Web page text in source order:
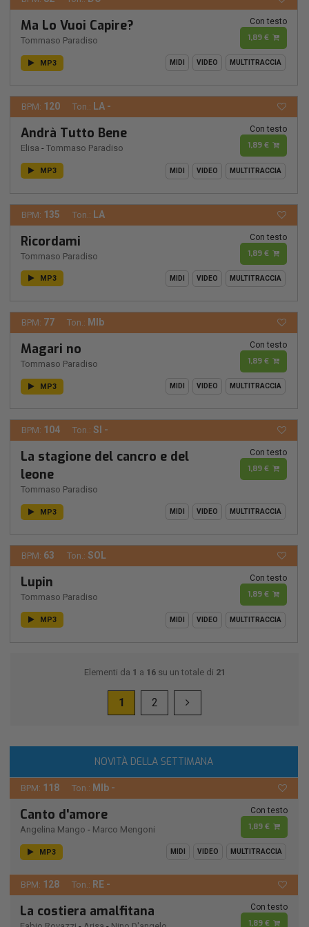
Ma Lo Vuoi Capire?
Tommaso Paradiso
Con testo
1,89 €
MP3 MIDI VIDEO MULTITRACCIA
BPM: 120 Ton.: LA -
Andrà Tutto Bene
Elisa - Tommaso Paradiso
Con testo
1,89 €
MP3 MIDI VIDEO MULTITRACCIA
BPM: 135 Ton.: LA
Ricordami
Tommaso Paradiso
Con testo
1,89 €
MP3 MIDI VIDEO MULTITRACCIA
BPM: 77 Ton.: MIb
Magari no
Tommaso Paradiso
Con testo
1,89 €
MP3 MIDI VIDEO MULTITRACCIA
BPM: 104 Ton.: SI -
La stagione del cancro e del
leone
Tommaso Paradiso
Con testo
1,89 €
MP3 MIDI VIDEO MULTITRACCIA
BPM: 63 Ton.: SOL
Lupin
Tommaso Paradiso
Con testo
1,89 €
MP3 MIDI VIDEO MULTITRACCIA
Elementi da 1 a 16su un totale di 21
1 2
NOVITÀ DELLA SETTIMANA
BPM: 118 Ton.: MIb -
Canto d'amore
Angelina Mango - Marco Mengoni
Con testo
1,89 €
MP3 MIDI VIDEO MULTITRACCIA
BPM: 128 Ton.: RE -
La costiera amalfitana Con testo
1,89 €